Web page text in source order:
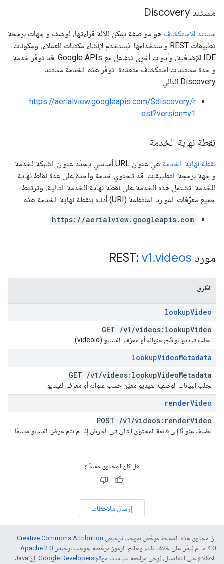
مستند Discovery
مستند الاستكشاف هو مواصفة يمكن للآلة قراءتها، لوصف واجهات برمجة
تطبيقات REST واستخدامها. يُستخدم لإنشاء مكتبات للعملاء، ومكونات
IDE الإضافية، وأدوات أخرى تتفاعل مع Google APIs. قد توفّر خدمة
واحدة مستندات استكشاف متعددة. توفّر هذه الخدمة مستند
Discovery التالي:
https://aerialview.googleapis.com/$discovery/r
est?version=v1
نقطة نهاية الخدمة
نقطة نهاية الخدمة
هي عنوان URL أساسي يحدّد عنوان الشبكة لخدمة
واجهة برمجة التطبيقات. قد تحتوي خدمة واحدة على عدة نقاط نهاية
للخدمة. تشتمل هذه الخدمة على نقطة نهاية الخدمة التالية، وترتبط
جميع معرّفات الموارد المنتظمة (URI) أدناه بنقطة نهاية الخدمة هذه:
https://aerialview.googleapis.com
مورد REST: v1.videos
الطُرق
lookupVideo
GET /v1 /videos:lookupVideo
لجلب فيديو يوضّح عنوانه أو معرّف الفيديو (videoId)
lookupVideoMetadata
GET /v1 /videos:lookupVideoMetadata
لجلب البيانات الوصفية لفيديو معيّن حسب عنوانه أو معرّف الفيديو
renderVideo
POST /v1 /videos:renderVideo
يضيف عنوانًا إلى قائمة المحتوى التالي في العارض إذا لم يتم عرض الفيديو مسبقًا.
هل كان المحتوى مفيدًا؟
إرسال ملاحظات
إنّ محتوى هذه الصفحة مرخّص بموجب
ترخيص Creative Commons Attribution
4.0‏ ما لم يُنصّ على خلاف ذلك، ونماذج الرموز مرخّصة بموجبترخيص Apache 2.0‏
.
للاطّلاع على التفاصيل، يُرجى مراجعة سياسات موقع Google Developers‏
. إنّ Java